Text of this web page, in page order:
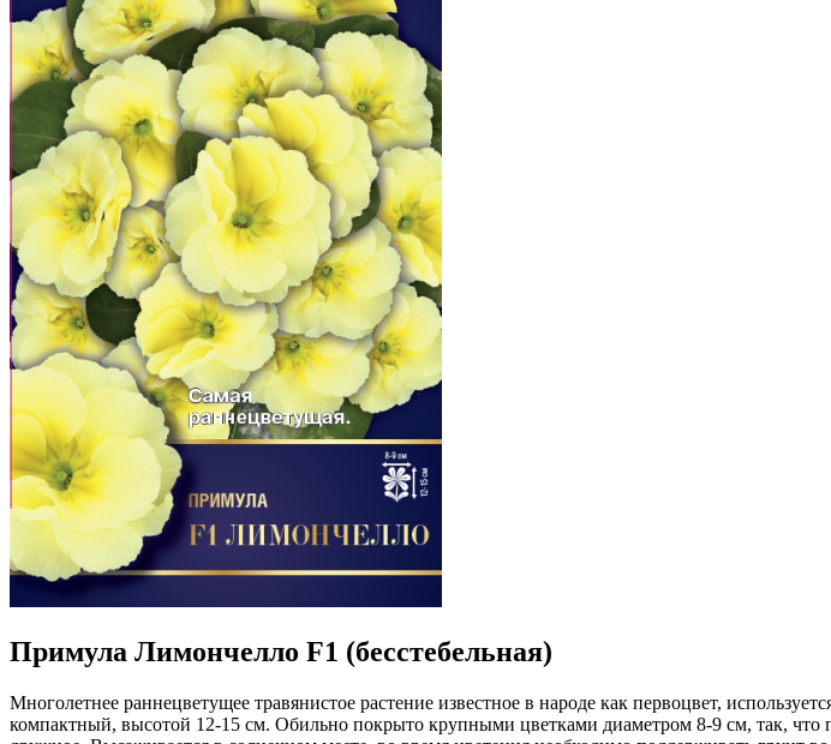
Примула Лимончелло F1 (бесстебельная)
Многолетнее раннецветущее травянистое растение известное в народе как первоцвет,
компактный, высотой 12-15 см. Обильно покрыто крупными цветками диаметром 8-9 см, так, что